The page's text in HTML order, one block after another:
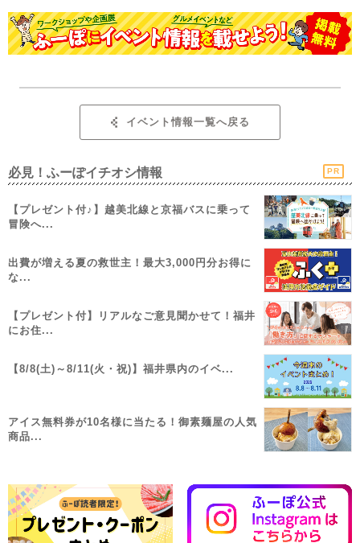
イベント情報一覧へ戻る
必見！ふーぽイチオシ情報 PR
【プレゼント付♪】越美北線と京福バスに乗って
冒険へ...
出費が増える夏の救世主！最大3,000円分お得に
な...
【プレゼント付】リアルなご意見聞かせて！福井
にお住...
【8/8(土)～8/11(火・祝)】福井県内のイベ...
アイス無料券が10名様に当たる！御素麺屋の人気
商品...